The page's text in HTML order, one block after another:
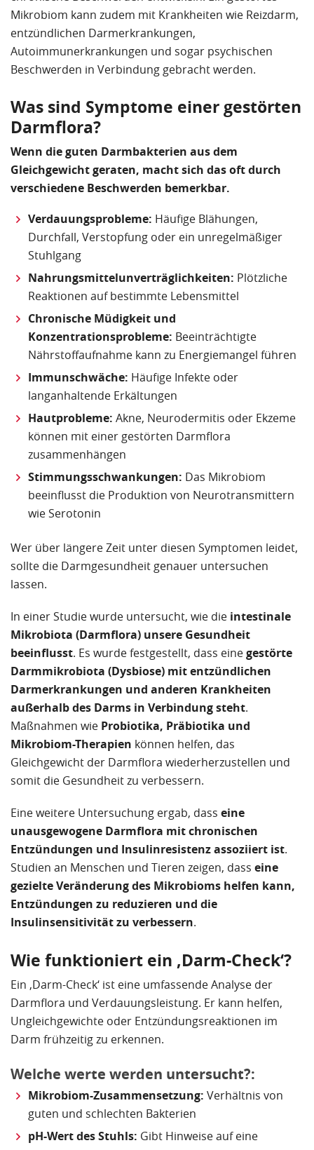
Mikrobiom kann zudem mit Krankheiten wie Reizdarm,
entzündlichen Darmerkrankungen,
Autoimmunerkrankungen und sogar psychischen
Beschwerden in Verbindung gebracht werden.
Was sind Symptome einer gestörten
Darmflora?
Wenn die guten Darmbakterien aus dem
Gleichgewicht geraten, macht sich das oft durch
verschiedene Beschwerden bemerkbar.
Verdauungsprobleme: Häufige Blähungen,
Durchfall, Verstopfung oder ein unregelmäßiger
Stuhlgang
Nahrungsmittelunverträglichkeiten: Plötzliche
Reaktionen auf bestimmte Lebensmittel
Chronische Müdigkeit und
Konzentrationsprobleme: Beeinträchtigte
Nährstoffaufnahme kann zu Energiemangel führen
Immunschwäche: Häufige Infekte oder
langanhaltende Erkältungen
Hautprobleme: Akne, Neurodermitis oder Ekzeme
können mit einer gestörten Darmflora
zusammenhängen
Stimmungsschwankungen: Das Mikrobiom
beeinflusst die Produktion von Neurotransmittern
wie Serotonin
Wer über längere Zeit unter diesen Symptomen leidet,
sollte die Darmgesundheit genauer untersuchen
lassen.
In einer Studie wurde untersucht, wie die intestinale
Mikrobiota (Darmflora) unsere Gesundheit
beeinflusst. Es wurde festgestellt, dass einegestörte
Darmmikrobiota (Dysbiose) mit entzündlichen
Darmerkrankungen und anderen Krankheiten
außerhalb des Darms in Verbindung steht.
Maßnahmen wie Probiotika, Präbiotika und
Mikrobiom-Therapien können helfen, das
Gleichgewicht der Darmflora wiederherzustellen und
somit die Gesundheit zu verbessern.
Eine weitere Untersuchung ergab, dass eine
unausgewogene Darmflora mit chronischen
Entzündungen und Insulinresistenz assoziiert ist.
Studien an Menschen und Tieren zeigen, dass eine
gezielte Veränderung des Mikrobioms helfen kann,
Entzündungen zu reduzieren und die
Insulinsensitivität zu verbessern.
Wie funktioniert ein ‚Darm-Check‘?
Ein ‚Darm-Check‘ ist eine umfassende Analyse der
Darmflora und Verdauungsleistung. Er kann helfen,
Ungleichgewichte oder Entzündungsreaktionen im
Darm frühzeitig zu erkennen.
Welche werte werden untersucht?:
Mikrobiom-Zusammensetzung: Verhältnis von
guten und schlechten Bakterien
pH-Wert des Stuhls: Gibt Hinweise auf eine